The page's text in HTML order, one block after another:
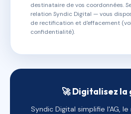
destinataire de vos coordonnées.
relation Syndic Digital — vous
de rectification et d'effacement
confidentialité).
🚀 Digitalisez la
Syndic Digital simplifie l'AG,